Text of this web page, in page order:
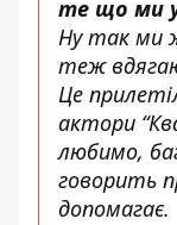
те що ми у
Ну так ми
теж
Це
актори
любимо,
говорить
допомагає.